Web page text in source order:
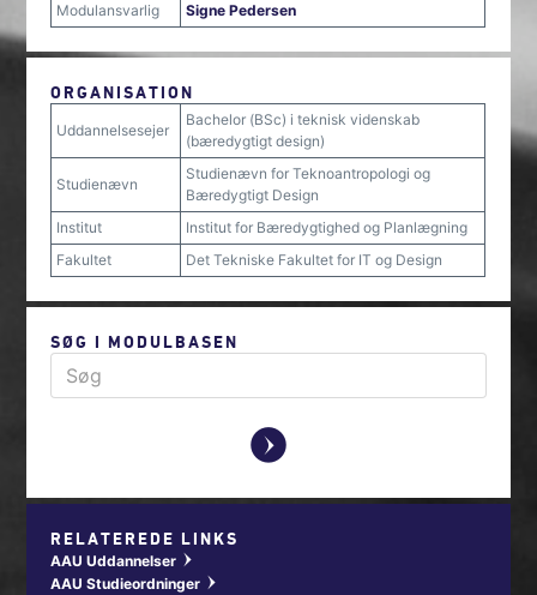
Modulansvarlig Signe Pedersen
ORGANISATION
Uddannelsesejer
Bachelor (BSc) i teknisk videnskab
(bæredygtigt design)
Studienævn
Studienævn for Teknoantropologi og
Bæredygtigt Design
Institut
Institut for Bæredygtighed og Planlægning
Fakultet
Det Tekniske Fakultet for IT og Design
SØG I MODULBASEN
y
RELATEREDE LINKS
AAU Uddannelser w
AAU Studieordninger w